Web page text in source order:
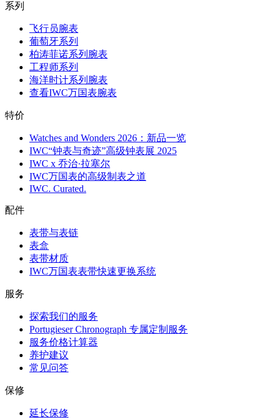
系列
飞行员腕表
葡萄牙系列
柏涛菲诺系列腕表
工程师系列
海洋时计系列腕表
查看IWC万国表腕表
特价
Watches and Wonders 2026：新品一览
IWC“钟表与奇迹”高级钟表展 2025
IWC x 乔治·拉塞尔
IWC万国表的高级制表之道
IWC. Curated.
配件
表带与表链
表盒
表带材质
IWC万国表表带快速更换系统
服务
探索我们的服务
Portugieser Chronograph 专属定制服务
服务价格计算器
养护建议
常见问答
保修
延长保修